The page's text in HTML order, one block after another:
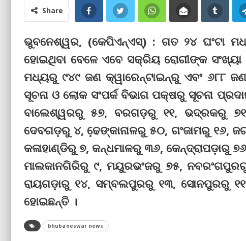
Share
ଭୁବନେଶ୍ୱର, (କେପିଏନ୍‌ଏସ୍‌) : ଗତ ୨୪ ଘଂଟା
ହୋଇଥିବା ବେଳେ ଏବେ ସକ୍ରିୟ ରୋଗୀଙ୍କ
ମଧ୍ୟରୁ ୯୪୯ ଜଣ କ୍ୱାରେନ୍‌ଟାଇନ୍‌ରୁ ଏବଂ ୬୮୮
ସୂଚନା ଓ ଲୋକ ସଂପର୍କ ବିଭାଗ ପକ୍ଷରୁ ସୂଚନା
ବାଲେଶ୍ୱରରୁ ୫୭, ବରଗଡ଼ରୁ ୧୧, ଭଦ୍ରକରୁ
ଦେବଗଡ଼ରୁ ୪, ଢେ଼ଙ୍କାନାଳରୁ ୫୦, ଗଂଜାମରୁ ୧୬,
କଳାହାଣ୍ଡିରୁ ୭, କନ୍ଧମାଳରୁ ୩୬, କେନ୍ଦ୍ରାପଡ଼ାରୁ
ମାଲକାନଗିରିରୁ ୯, ମୟୁରଭଂଜରୁ ୭୫,
ରାୟଗଡ଼ାରୁ ୧୪, ସମ୍ବଲପୁରରୁ ୧୩, ସୋନପୁରରୁ
ହୋଇଛନ୍ତି ।
bhubaneswar news